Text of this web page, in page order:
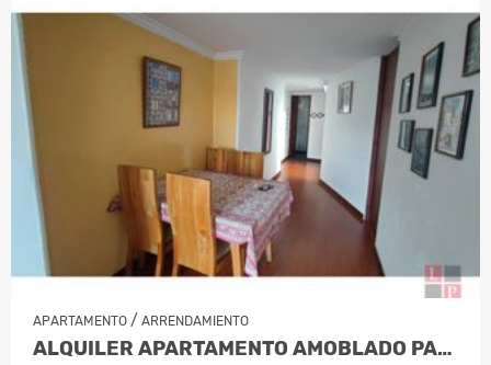
APARTAMENTO / ARRENDAMIENTO
ALQUILER APARTAMENTO AMOBLADO PALER…